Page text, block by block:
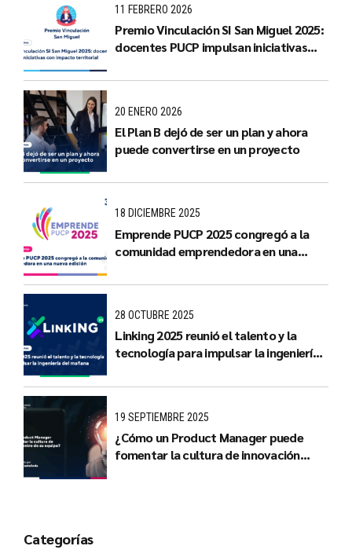
11 FEBRERO 2026
Premio Vinculación SI San Miguel 2025:
docentes PUCP impulsan iniciativas
20 ENERO 2026
El Plan B dejó de ser un plan y ahora
puede convertirse en un proyecto
18 DICIEMBRE 2025
Emprende PUCP 2025 congregó a la
comunidad emprendedora en una
28 OCTUBRE 2025
Linking 2025 reunió el talento y la
tecnología para impulsar la ingeniería
19 SEPTIEMBRE 2025
¿Cómo un Product Manager puede
fomentar la cultura de innovación
Categorías